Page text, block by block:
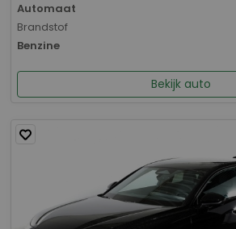
Automaat
Brandstof
Benzine
Bekijk auto